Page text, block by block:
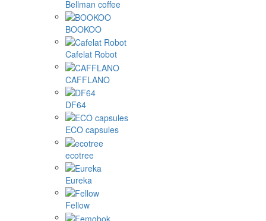
Bellman coffee
BOOKOO
Cafelat Robot
CAFFLANO
DF64
ECO capsules
ecotree
Eureka
Fellow